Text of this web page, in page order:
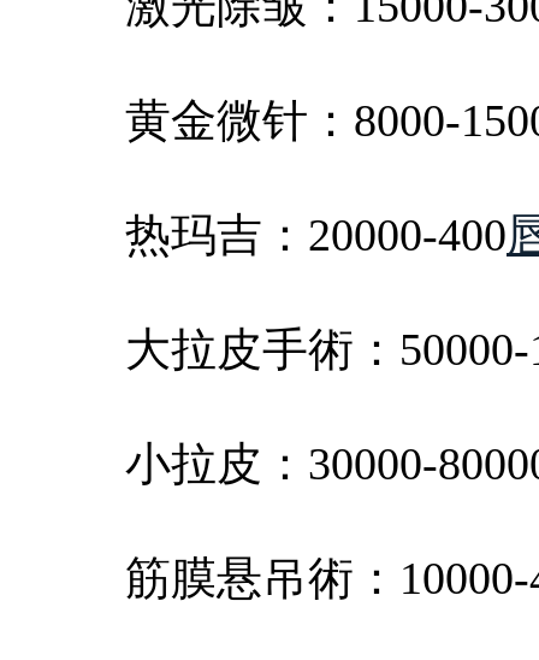
黄金微针：8000-
热玛吉：20000-400
大拉皮手術：50000-
小拉皮：30000-
筋膜悬吊術：10000-